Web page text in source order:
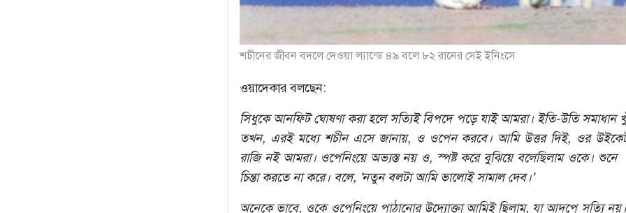
শচীনের জীবন বদলে দেওয়া ল্যান্ডে ৪৯ বলে ৮২ রানের সেই ইনিংসে
ওয়াদেকার বলছেন:
সিধুকে আনফিট ঘোষণা করা হলে সত্যিই বিপদে পড়ে যাই আমরা। ইতি-উতি সমাধান
তখন, এরই মধ্যে শচীন এসে জানায়, ও ওপেন করবে। আমি উত্তর দিই, ওর উইকেট
রাজি নই আমরা। ওপেনিংয়ে অভ্যস্ত নয় ও, স্পষ্ট করে বুঝিয়ে বলেছিলাম ওকে।
চিন্তা করতে না করে। বলে, 'নতুন বলটা আমি ভালোই সামাল দেব।'
অনেকে ভাবে, ওকে ওপেনিংয়ে পাঠানোর উদ্যোক্তা আমিই ছিলাম, যা আদপে সত্যি